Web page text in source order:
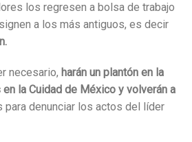
los regresen a bolsa de trabajo
a los más antiguos, es decir
.
necesario, harán un plantón en la
la Cuidad de México y volverán a
para denunciar los actos del líder